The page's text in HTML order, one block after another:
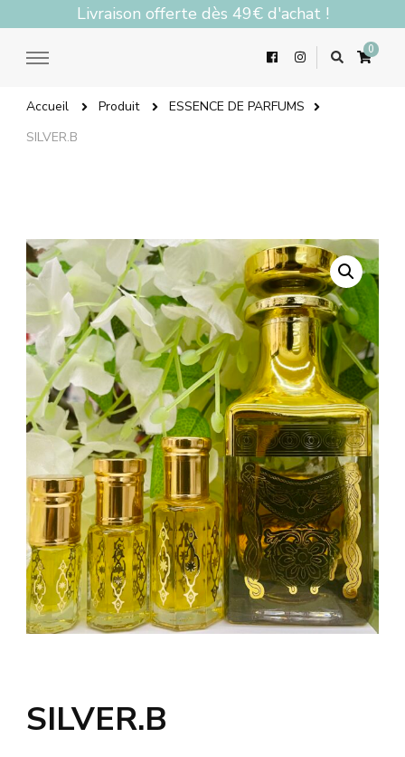
Livraison offerte dès 49€ d'achat !
0
Accueil Produit
ESSENCE DE PARFUMS
SILVER.B
SILVER.B